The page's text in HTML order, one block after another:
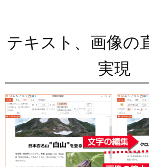
テキスト、画像の
実現